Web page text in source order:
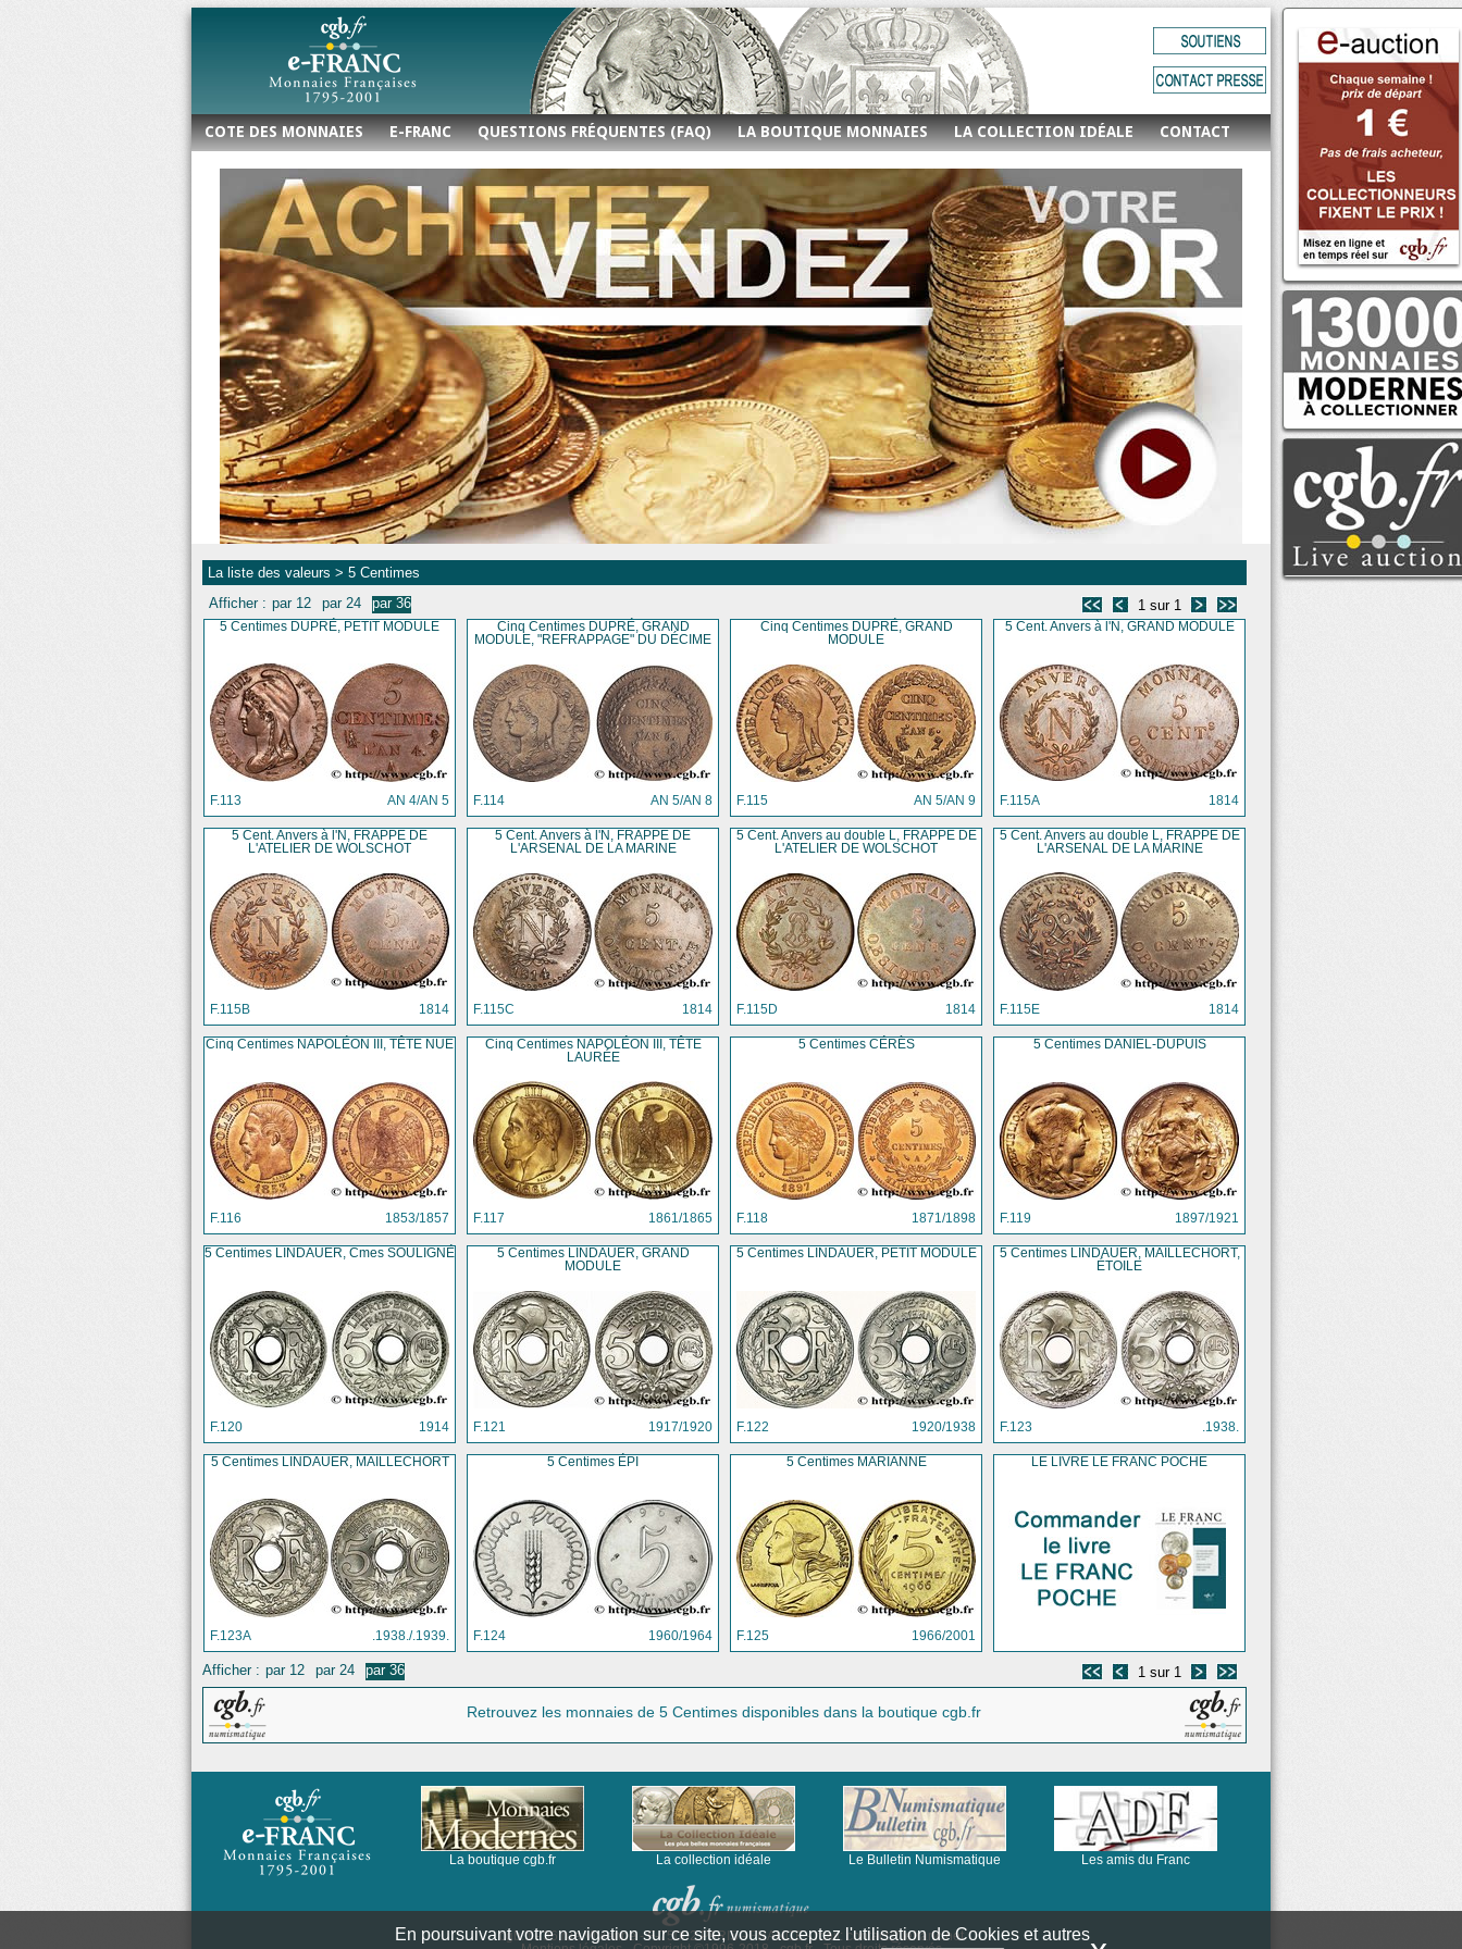
E-auction n°695
Voir tous les lots
Clôture : lundi 10 août
2026 à partir de 14:00
(Paris)
COTE DES MONNAIES E-FRANC QUESTIONS FRÉQUENTES (FAQ) LA BOUTIQUE MONNAIES LA COLLECTION IDÉALE CONTACT
La liste des valeurs > 5 Centimes
Afficher : par 12 par 24 par 36 1 sur 1
5 Centimes DUPRÉ, PETIT MODULE
F.113 AN 4/AN 5
Cinq Centimes DUPRÉ, GRAND
MODULE, "REFRAPPAGE" DU DÉCIME
F.114 AN 5/AN 8
Cinq Centimes DUPRÉ, GRAND
MODULE
F.115 AN 5/AN 9
5 Cent. Anvers à l'N, GRAND MODULE
F.115A 1814
5 Cent. Anvers à l'N, FRAPPE DE
L'ATELIER DE WOLSCHOT
F.115B 1814
5 Cent. Anvers à l'N, FRAPPE DE
L'ARSENAL DE LA MARINE
F.115C 1814
5 Cent. Anvers au double L, FRAPPE DE
L'ATELIER DE WOLSCHOT
F.115D 1814
5 Cent. Anvers au double L, FRAPPE DE
L'ARSENAL DE LA MARINE
F.115E 1814
Cinq Centimes NAPOLÉON III, TÊTE NUE
F.116 1853/1857
Cinq Centimes NAPOLÉON III, TÊTE
LAURÉE
F.117 1861/1865
5 Centimes CÉRÈS
F.118 1871/1898
5 Centimes DANIEL-DUPUIS
F.119 1897/1921
5 Centimes LINDAUER, Cmes SOULIGNÉ
F.120 1914
5 Centimes LINDAUER, GRAND
MODULE
F.121 1917/1920
5 Centimes LINDAUER, PETIT MODULE
F.122 1920/1938
5 Centimes LINDAUER, MAILLECHORT,
ÉTOILE
F.123 .1938.
5 Centimes LINDAUER, MAILLECHORT
F.123A .1938./.1939.
5 Centimes ÉPI
F.124 1960/1964
5 Centimes MARIANNE
F.125 1966/2001
LE LIVRE LE FRANC POCHE
Afficher : par 12 par 24 par 36 1 sur 1
Retrouvez les monnaies de 5 Centimes disponibles dans la boutique cgb.fr
La boutique cgb.fr La collection idéale Le Bulletin Numismatique Les amis du Franc
cgb.fr - 36,rue Vivienne - F-75002 PARIS - FRANCE - mail: contact@lefranc.net
En poursuivant votre navigation sur ce site, vous acceptez l'utilisation de Cookies et autres